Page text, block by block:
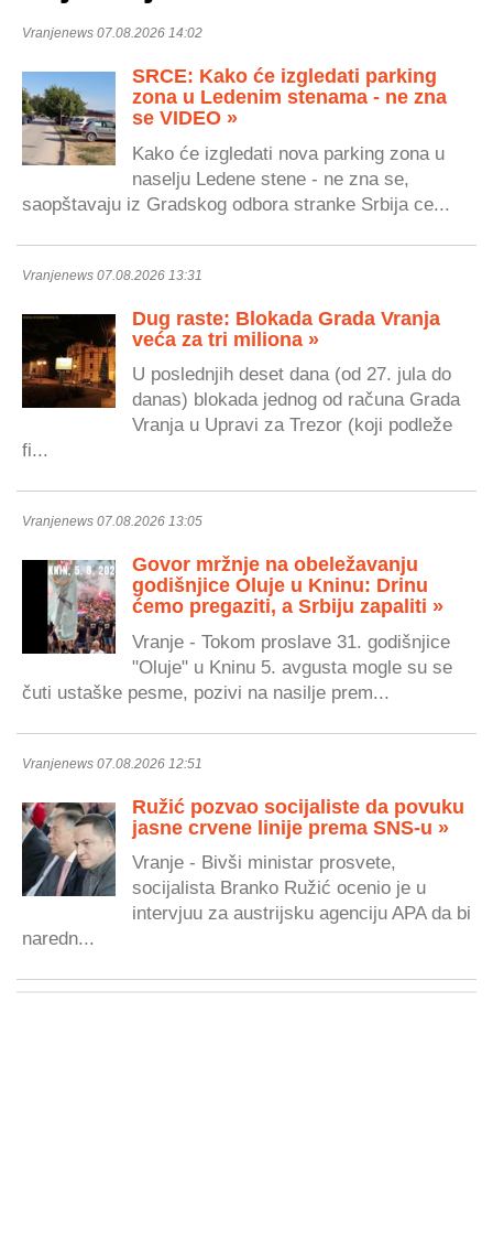
Vranjenews 07.08.2026 14:02
SRCE: Kako će izgledati parking
zona u Ledenim stenama - ne zna
se VIDEO »
Kako će izgledati nova parking zona u
naselju Ledene stene - ne zna se,
saopštavaju iz Gradskog odbora stranke Srbija ce...
Vranjenews 07.08.2026 13:31
Dug raste: Blokada Grada Vranja
veća za tri miliona »
U poslednjih deset dana (od 27. jula do
danas) blokada jednog od računa Grada
Vranja u Upravi za Trezor (koji podleže
fi...
Vranjenews 07.08.2026 13:05
Govor mržnje na obeležavanju
godišnjice Oluje u Kninu: Drinu
ćemo pregaziti, a Srbiju zapaliti »
Vranje - Tokom proslave 31. godišnjice
"Oluje" u Kninu 5. avgusta mogle su se
čuti ustaške pesme, pozivi na nasilje prem...
Vranjenews 07.08.2026 12:51
Ružić pozvao socijaliste da povuku
jasne crvene linije prema SNS-u »
Vranje - Bivši ministar prosvete,
socijalista Branko Ružić ocenio je u
intervjuu za austrijsku agenciju APA da bi
naredn...